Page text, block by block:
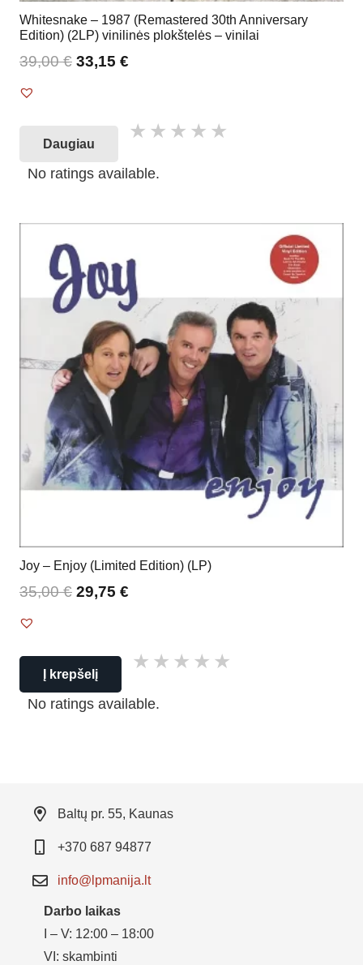
Whitesnake – 1987 (Remastered 30th Anniversary
Edition) (2LP) vinilinės plokštelės – vinilai
39,00€ 33,15 €
Daugiau
No ratings available.
Joy – Enjoy (Limited Edition) (LP)
35,00€ 29,75 €
Į krepšelį
No ratings available.
Baltų pr. 55, Kaunas
+370 687 94877
info@lpmanija.lt
Darbo laikas
I – V: 12:00 – 18:00
VI: skambinti